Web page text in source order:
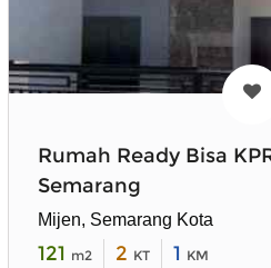
Rumah Ready Bisa
Semarang
Mijen, Semarang Kota
121 m2 2 KT 1 KM